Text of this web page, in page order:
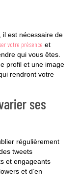
il est nécessaire de
votre présence et
qui vous êtes.
profil et une image
rendront votre
ses
régulièrement
tweets
et engageants
et d’en